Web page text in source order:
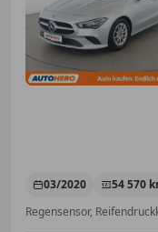
03/2020 54 570